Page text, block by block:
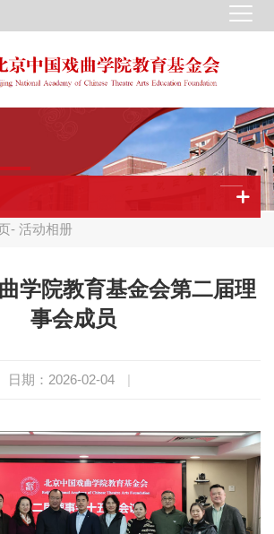
- 活动相册
学院教育基金会第二届理
事会成员
日期：2026-02-04 |